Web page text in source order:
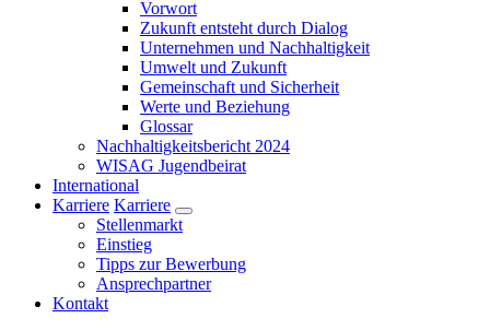
Vorwort
Zukunft entsteht durch Dialog
Unternehmen und Nachhaltigkeit
Umwelt und Zukunft
Gemeinschaft und Sicherheit
Werte und Beziehung
Glossar
Nachhaltigkeitsbericht 2024
WISAG Jugendbeirat
International
Karriere Karriere
Stellenmarkt
Einstieg
Tipps zur Bewerbung
Ansprechpartner
Kontakt